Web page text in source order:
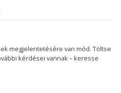
megjelentetésére van mód. Töltse
kérdései vannak – keresse